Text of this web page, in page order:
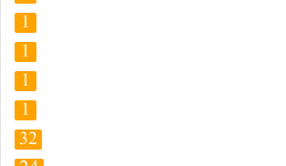
1
1
1
1
32